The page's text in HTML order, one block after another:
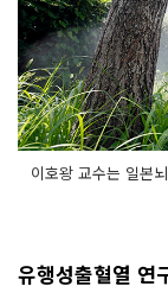
이호왕 교수는 일본
유행성출혈열 연